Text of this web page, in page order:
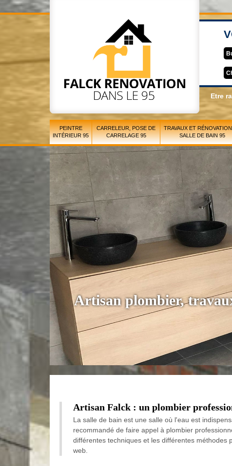
Etre
PEINTRE
INTÉRIEUR 95
CARRELEUR, POSE DE
CARRELAGE 95
TRAVAUX ET
SALLE DE BAIN 95
Artisan plombier,
Artisan Falck : un plombier
La salle de bain est une salle où l'eau est
recommandé de faire appel à plombier
différentes techniques et les différentes méthodes
web.